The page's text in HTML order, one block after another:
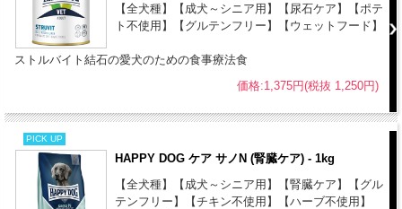
【全犬種】【成犬～シニア用】【尿石ケア】【ポテ
ト不使用】【グルテンフリー】【ウェットフード】
ストルバイト結石の愛犬のための食事療法食
価格:1,375円(税抜 1,250円)
PICK UP
HAPPY DOG ケア サノN (腎臓ケア) - 1kg
【全犬種】【成犬～シニア用】【腎臓ケア】【グル
テンフリー】【チキン不使用】【ハーブ不使用】